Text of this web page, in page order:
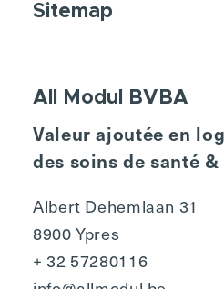
Sitemap
All Modul BVBA
Valeur ajoutée en
des soins de santé &
Albert Dehemlaan 31
8900 Ypres
+ 32 57280116